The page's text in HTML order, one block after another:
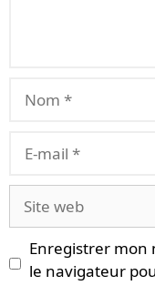
mail
web
Enregistrer mon
le navigateur